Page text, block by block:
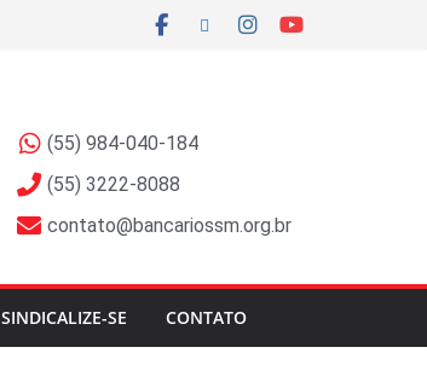
(55) 984-040-184
(55) 3222-8088
contato@bancariossm.org.br
SINDICALIZE-SE CONTATO